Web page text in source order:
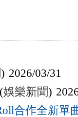
) 2026/03/31
(娛樂新聞)
合作全新單